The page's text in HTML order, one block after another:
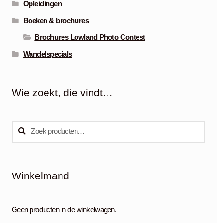
Opleidingen
Boeken & brochures
Brochures Lowland Photo Contest
Wandelspecials
Wie zoekt, die vindt…
Zoeken
naar:
Zoeken
Winkelmand
Geen producten in de winkelwagen.